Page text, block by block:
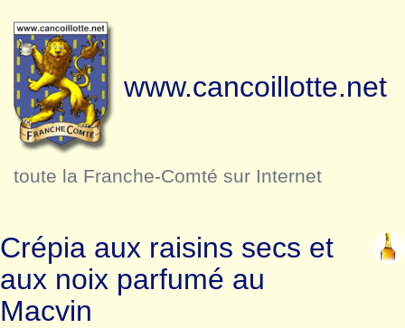
www.cancoillotte.net
toute la Franche-Comté sur Internet
Crépia aux raisins secs et
aux noix parfumé au
Macvin